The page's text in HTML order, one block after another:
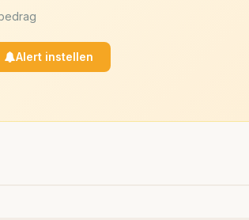
Alert instellen